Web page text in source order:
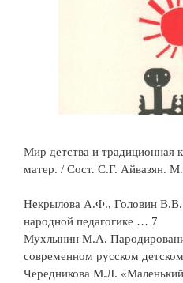
Мир детства и традиционная
матер. / Сост. С.Г. Айвазян.
Некрылова А.Ф., Головин В.В.
народной педагогике … 7
Мухлынин М.А.
современном русском
Чередникова М.Л. «Маленький